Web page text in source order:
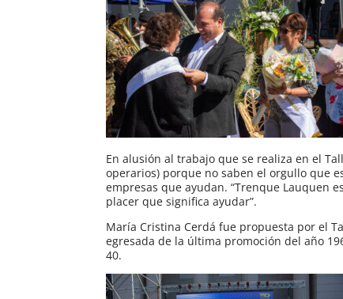
En alusión al trabajo que se realiza en el
operarios) porque no saben el orgullo que
empresas que ayudan. “Trenque Lauquen
placer que significa ayudar”.
María Cristina Cerdá fue propuesta por el
egresada de la última promoción del año
40.